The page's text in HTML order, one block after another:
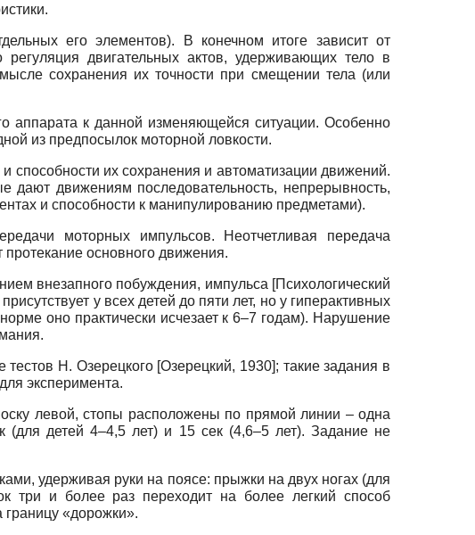
его элементов). В конечном итоге зависит от
регуляция двигательных актов, удерживающих тело в
сохранения их точности при смещении тела (или
аппарата к данной изменяющейся ситуации. Особенно
из предпосылок моторной ловкости.
способности их сохранения и автоматизации движений.
движениям последовательность, непрерывность,
и способности к манипулированию предметами).
моторных импульсов. Неотчетливая передача
основного движения.
внезапного побуждения, импульса [Психологический
у всех детей до пяти лет, но у гиперактивных
оно практически исчезает к 6–7 годам). Нарушение
тестов Н. Озерецкого [Озерецкий, 1930]; такие задания в
эксперимента.
левой, стопы расположены по прямой линии – одна
детей 4–4,5 лет) и 15 сек (4,6–5 лет). Задание не
удерживая руки на поясе: прыжки на двух ногах (для
три и более раз переходит на более легкий способ
«дорожки».